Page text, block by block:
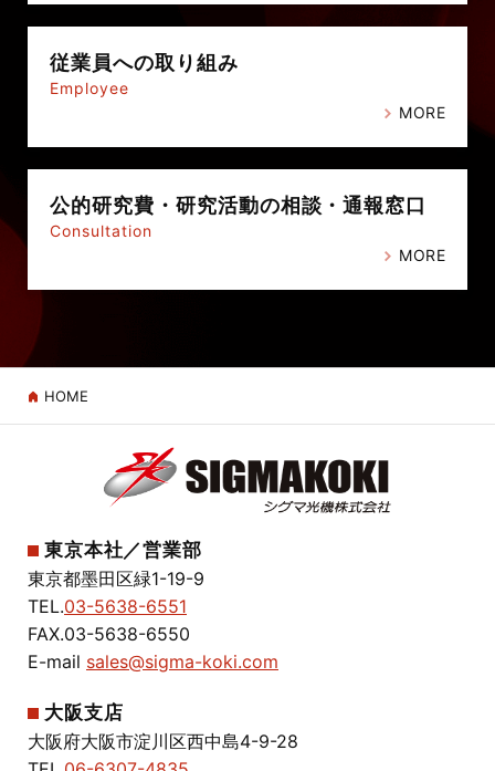
従業員への取り組み
Employee
MORE
公的研究費・ 研究活動の相談・通報窓口
Consultation
MORE
HOME
東京本社／営業部
東京都墨田区緑1-19-9
TEL.03-5638-6551
FAX.03-5638-6550
E-mail sales@sigma-koki.com
大阪支店
大阪府大阪市淀川区西中島4-9-28